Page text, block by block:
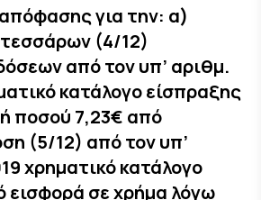
για την: α)
(4/12)
από τον υπ’ αριθμ.
κατάλογο είσπραξης
ποσού 7,23€ από
(5/12) από τον υπ’
χρηματικό κατάλογο
εισφορά σε χρήμα λόγω